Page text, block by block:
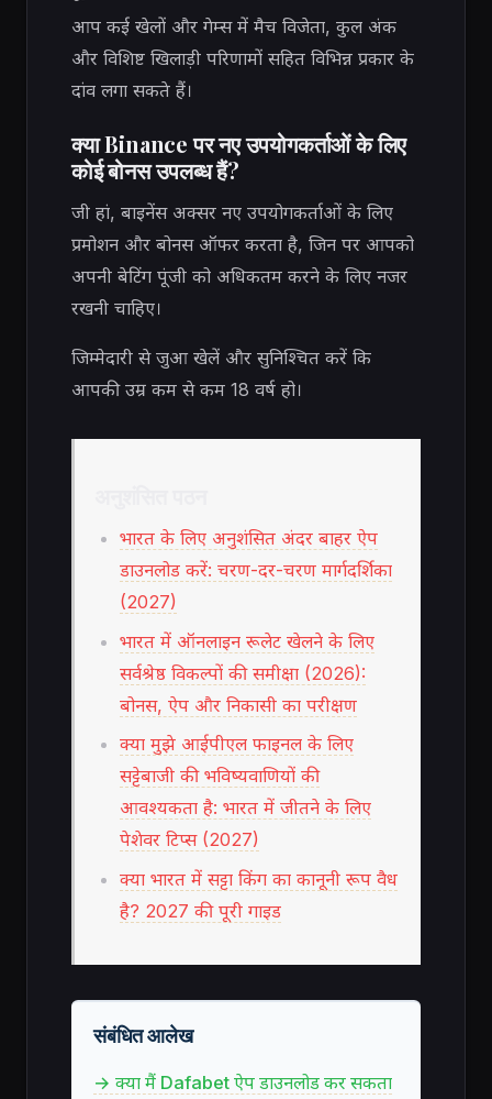
आप कई खेलों और गेम्स में मैच विजेता, कुल अंक
और विशिष्ट खिलाड़ी परिणामों सहित विभिन्न प्रकार के
दांव लगा सकते हैं।
क्या Binance पर नए उपयोगकर्ताओं के लिए
कोई बोनस उपलब्ध हैं?
जी हां, बाइनेंस अक्सर नए उपयोगकर्ताओं के लिए
प्रमोशन और बोनस ऑफर करता है, जिन पर आपको
अपनी बेटिंग पूंजी को अधिकतम करने के लिए नजर
रखनी चाहिए।
जिम्मेदारी से जुआ खेलें और सुनिश्चित करें कि
आपकी उम्र कम से कम 18 वर्ष हो।
भारत के लिए अनुशंसित अंदर बाहर ऐप
डाउनलोड करें: चरण-दर-चरण मार्गदर्शिका
(2027)
भारत में ऑनलाइन रूलेट खेलने के लिए
सर्वश्रेष्ठ विकल्पों की समीक्षा (2026):
बोनस, ऐप और निकासी का परीक्षण
क्या मुझे आईपीएल फाइनल के लिए
सट्टेबाजी की भविष्यवाणियों की
आवश्यकता है: भारत में जीतने के लिए
पेशेवर टिप्स (2027)
क्या भारत में सट्टा किंग का कानूनी रूप वैध
है? 2027 की पूरी गाइड
संबंधित आलेख
→ क्या मैं Dafabet ऐप डाउनलोड कर सकता